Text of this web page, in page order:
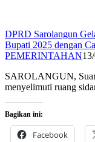
DPRD Sarolangun
Bupati 2025 dengan
PEMERINTAHAN
SAROLANGUN,
menyelimuti ruang
Bagikan ini:
Facebook